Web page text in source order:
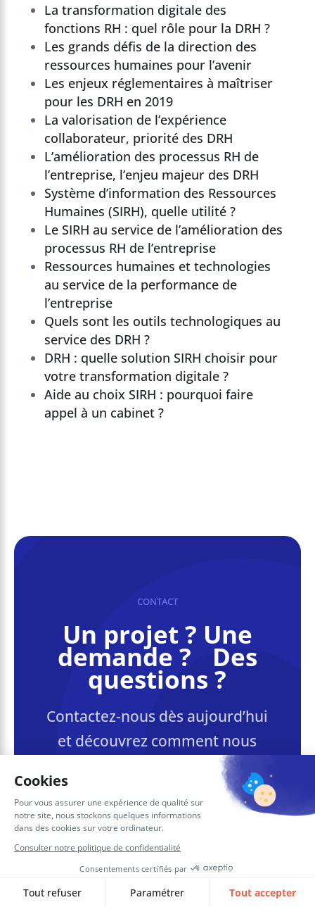
La transformation digitale des
fonctions RH : quel rôle pour la DRH ?
Les grands défis de la direction des
ressources humaines pour l’avenir
Les enjeux réglementaires à maîtriser
pour les DRH en 2019
La valorisation de l’expérience
collaborateur, priorité des DRH
L’amélioration des processus RH de
l’entreprise, l’enjeu majeur des DRH
Système d’information des Ressources
Humaines (SIRH), quelle utilité ?
Le SIRH au service de l’amélioration des
processus RH de l’entreprise
Ressources humaines et technologies
au service de la performance de
l’entreprise
Quels sont les outils technologiques au
service des DRH ?
DRH : quelle solution SIRH choisir pour
votre transformation digitale ?
Aide au choix SIRH : pourquoi faire
appel à un cabinet ?
CONTACT
Un projet ? Une
demande ? Des
questions ?
Contactez-nous dès aujourd’hui
et découvrez comment nous
pouvons concrétiser ensemble
l’avenir du numérique de votre
entreprise.
Contacter SQORUS